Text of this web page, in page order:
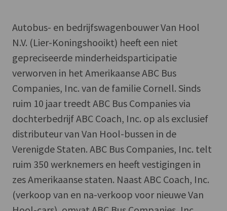
Autobus- en bedrijfswagenbouwer Van Hool
N.V. (Lier-Koningshooikt) heeft een niet
gepreciseerde minderheidsparticipatie
verworven in het Amerikaanse ABC Bus
Companies, Inc. van de familie Cornell. Sinds
ruim 10 jaar treedt ABC Bus Companies via
dochterbedrijf ABC Coach, Inc. op als exclusief
distributeur van Van Hool-bussen in de
Verenigde Staten. ABC Bus Companies, Inc. telt
ruim 350 werknemers en heeft vestigingen in
zes Amerikaanse staten. Naast ABC Coach, Inc.
(verkoop van en na-verkoop voor nieuwe Van